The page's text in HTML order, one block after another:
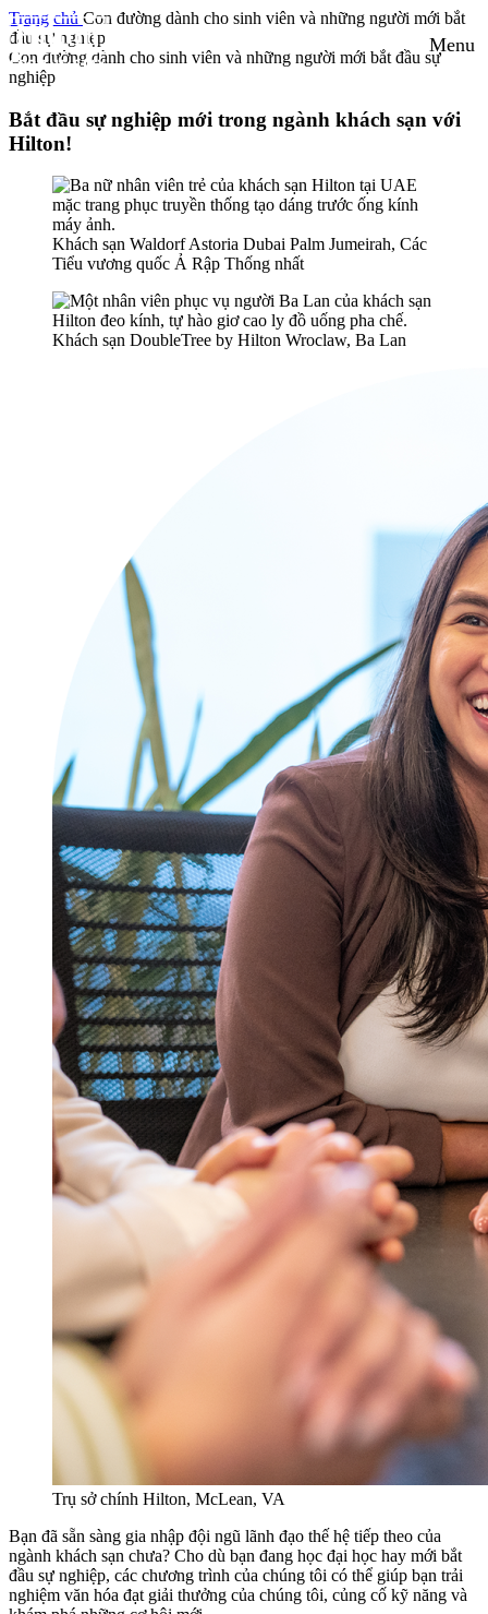
Menu
Trang chủ Con đường dành cho sinh viên và những người mới bắt
đầu sự nghiệp
Con đường dành cho sinh viên và những người mới bắt đầu sự
nghiệp
Bắt đầu sự nghiệp mới trong ngành khách sạn với
Hilton!
Khách sạn Waldorf Astoria Dubai Palm Jumeirah, Các
Tiểu vương quốc Ả Rập Thống nhất
Khách sạn DoubleTree by Hilton Wroclaw, Ba Lan
Trụ sở chính Hilton, McLean, VA
Bạn đã sẵn sàng gia nhập đội ngũ lãnh đạo thế hệ tiếp theo của
ngành khách sạn chưa? Cho dù bạn đang học đại học hay mới bắt
đầu sự nghiệp, các chương trình của chúng tôi có thể giúp bạn trải
nghiệm văn hóa đạt giải thưởng của chúng tôi, củng cố kỹ năng và